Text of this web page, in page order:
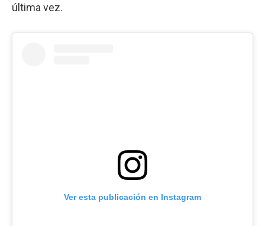
última vez.
Ver esta publicación en Instagram